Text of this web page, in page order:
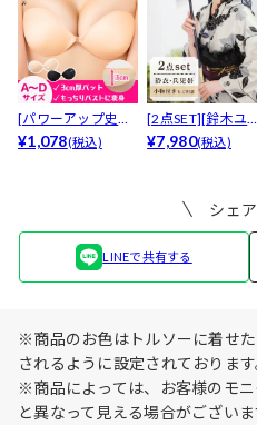
[パワーアップ史上
最強5倍盛りアップ
¥1,078(税込)
[2点SET][鈴木ユリ
ア(baby)...
¥7,980(税込)
シェ
LINEで共有する
※商品のお色はトルソーに着せ
されるように設定されております
※商品によっては、お客様のモ
と異なって見える場合がござい